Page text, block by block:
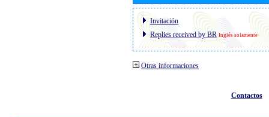
Invitación
Replies received by BR Inglés solamente
Otras informaciones
Contactos